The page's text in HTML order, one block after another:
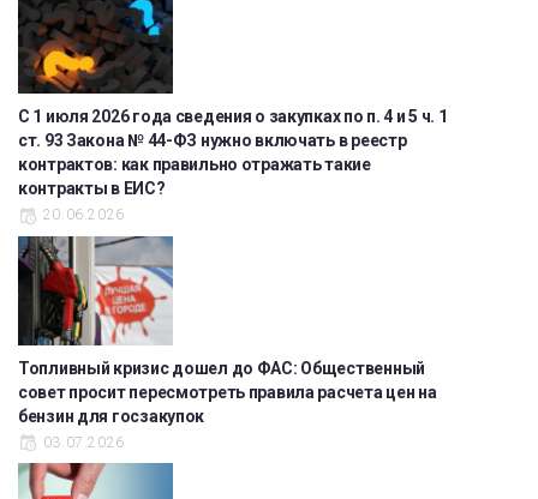
С 1 июля 2026 года сведения о закупках по п. 4 и 5 ч. 1
ст. 93 Закона № 44-ФЗ нужно включать в реестр
контрактов: как правильно отражать такие
контракты в ЕИС?
20.06.2026
Топливный кризис дошел до ФАС: Общественный
совет просит пересмотреть правила расчета цен на
бензин для госзакупок
03.07.2026